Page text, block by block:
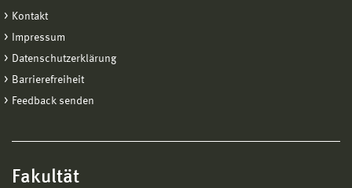
Kontakt
Impressum
Datenschutzerklärung
Barrierefreiheit
Feedback senden
Fakultät